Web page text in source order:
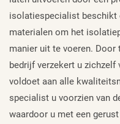
isolatiespecialist beschikt
materialen om het
manier uit te voeren. Door
bedrijf verzekert u
voldoet aan alle
specialist u voorzien van
waardoor u met een